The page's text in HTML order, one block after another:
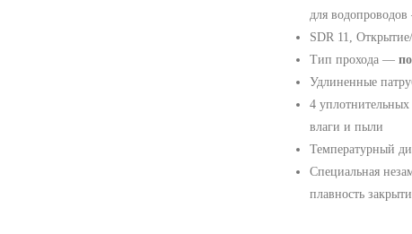
для
SDR 11,
Тип прохода —
Удлиненные
4
влаги и пыли
Температурный
Специальная
плавность